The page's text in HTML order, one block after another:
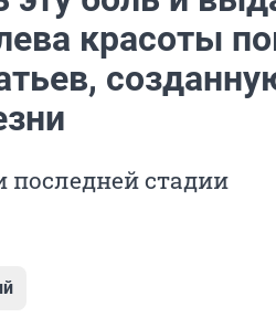
красоты
стадии